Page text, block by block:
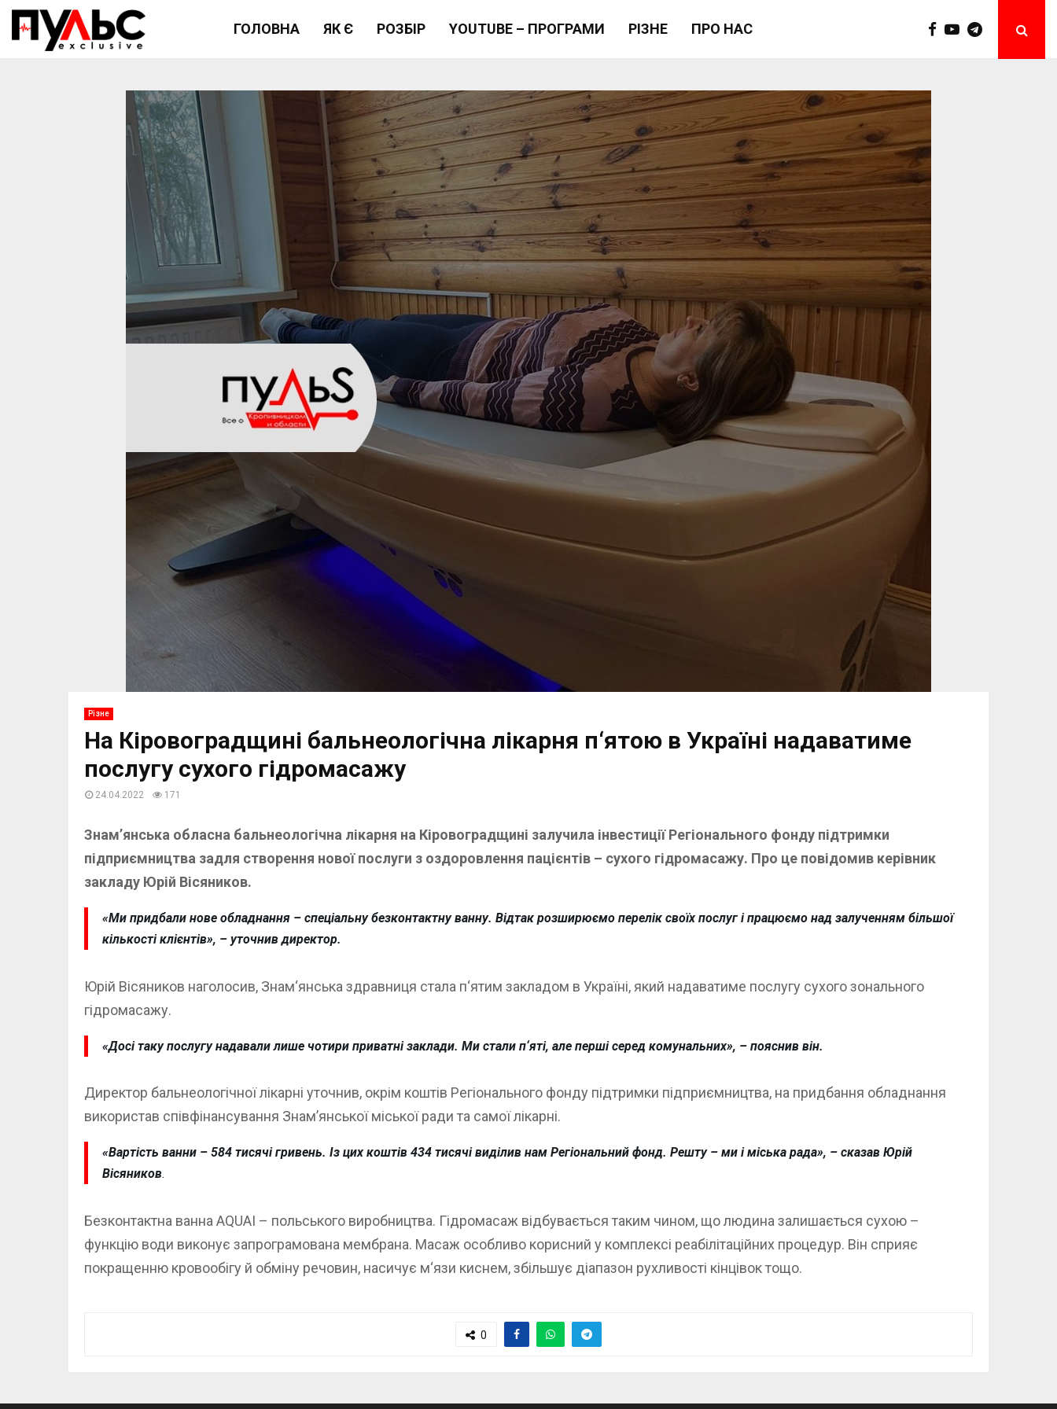
ГОЛОВНА ЯК Є РОЗБІР YOUTUBE – ПРОГРАМИ РІЗНЕ ПРО НАС
Різне
На Кіровоградщині бальнеологічна лікарня п‘ятою в Україні надаватиме
послугу сухого гідромасажу
24.04.2022 171
Знам’янська обласна бальнеологічна лікарня на Кіровоградщині залучила інвестиції Регіонального фонду підтримки
підприємництва задля створення нової послуги з оздоровлення пацієнтів – сухого гідромасажу. Про це повідомив керівник
закладу Юрій Вісяников.
«Ми придбали нове обладнання – спеціальну безконтактну ванну. Відтак розширюємо перелік своїх послуг і працюємо над залученням більшої
кількості клієнтів», – уточнив директор.
Юрій Вісяников наголосив, Знам‘янська здравниця стала п‘ятим закладом в Україні, який надаватиме послугу сухого зонального
гідромасажу.
«Досі таку послугу надавали лише чотири приватні заклади. Ми стали п‘яті, але перші серед комунальних», – пояснив він.
Директор бальнеологічної лікарні уточнив, окрім коштів Регіонального фонду підтримки підприємництва, на придбання обладнання
використав співфінансування Знам’янської міської ради та самої лікарні.
«Вартість ванни – 584 тисячі гривень. Із цих коштів 434 тисячі виділив нам Регіональний фонд. Решту – ми і міська рада», – сказав Юрій
Вісяников.
Безконтактна ванна AQUAI – польського виробництва. Гідромасаж відбувається таким чином, що людина залишається сухою –
функцію води виконує запрограмована мембрана. Масаж особливо корисний у комплексі реабілітаційних процедур. Він сприяє
покращенню кровообігу й обміну речовин, насичує м‘язи киснем, збільшує діапазон рухливості кінцівок тощо.
0